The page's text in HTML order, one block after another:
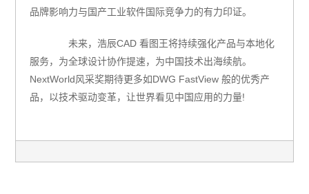
品牌影响力与国产工业软件国际竞争力的有力印证。
未来，浩辰CAD 看图王将持续强化产品与本地化
服务，为全球设计协作提速，为中国技术出海续航。
NextWorld风采奖期待更多如DWG FastView 般的优秀产
品，以技术驱动变革，让世界看见中国应用的力量!